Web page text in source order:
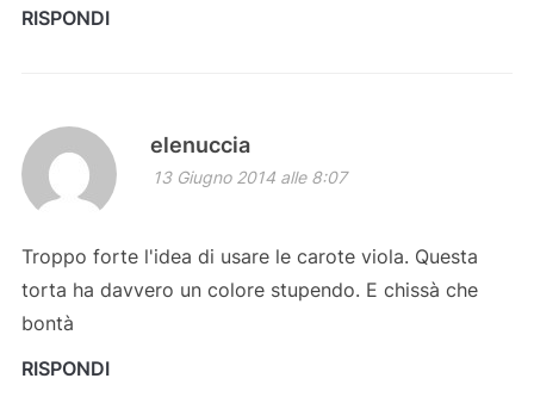
RISPONDI
elenuccia
13 Giugno 2014 alle 8:07
Troppo forte l'idea di usare le carote viola. Questa
torta ha davvero un colore stupendo. E chissà che
bontà
RISPONDI